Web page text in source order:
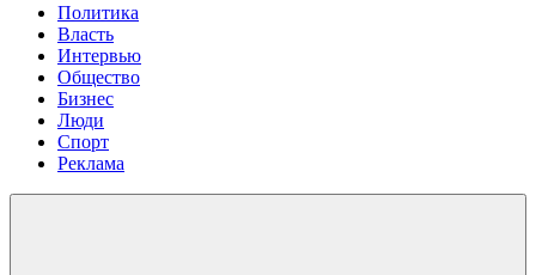
Политика
Власть
Интервью
Общество
Бизнес
Люди
Спорт
Реклама